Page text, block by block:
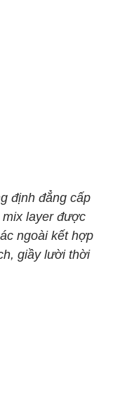
định đẳng cấp
layer được
ngoài kết hợp
giầy lười thời